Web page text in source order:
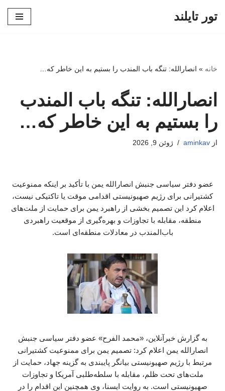
تور تایلند
خانه » انصارالله: تنگه باب المندب را بستیم به این خاطر که…
انصارالله: تنگه باب المندب
را بستیم به این خاطر که…
از aminkav ژوئن 9, 2026
عضو دفتر سیاسی جنبش انصارالله یمن با تأکید بر اینکه ممنوعیت
کشتیرانی برای رژیم صهیونیستی اقدامی موقت یا تاکتیکی نیست،
اعلام کرد این تصمیم بخشی از راهبرد یمن برای حمایت از ملت‌های
منطقه، مقابله با تجاوزات و بهره‌گیری از موقعیت راهبردی
باب‌المندب در معادلات منطقه‌ای است.
به گزارش خبرآنلاین، «محمد الفرح» عضو دفتر سیاسی جنبش
انصارالله یمن اعلام کرد: تصمیم یمن برای ممنوعیت کشتیرانی
مرتبط با رژیم صهیونیستی بیانگر پایبندی به گزینه جهاد، حمایت از
ملت‌های تحت ظلم، مقابله با سلطه‌طلبی آمریکا و تجاوزات
صهیونیستی است. به روایت ایسنا، وی همچنین این اقدام را در